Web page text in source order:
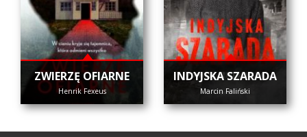
ZWIERZĘ OFIARNE
Henrik Fexeus
INDYJSKA SZARADA
Marcin Faliński